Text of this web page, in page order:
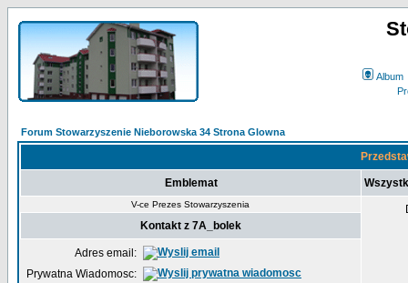
Album
Forum Stowarzyszenie Nieborowska 34 Strona Glowna
Emblemat
V-ce Prezes Stowarzyszenia
Kontakt z 7A_bolek
Adres email:
Prywatna Wiadomosc: